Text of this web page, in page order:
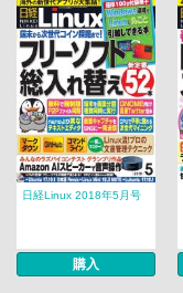
日経Linux 2018年5月号
購入